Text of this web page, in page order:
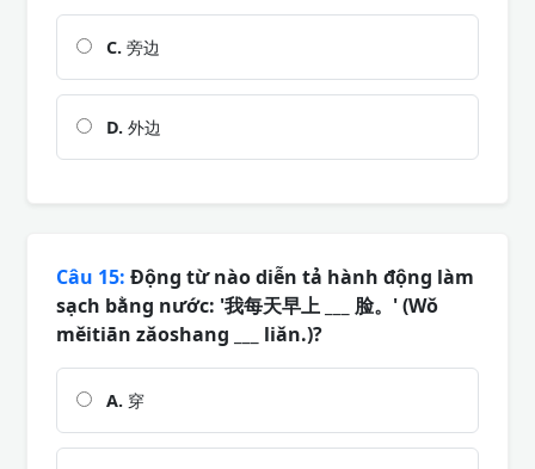
C. 旁边
D. 外边
Câu 15: Động từ nào diễn tả hành động làm
sạch bằng nước: '我每天早上 ___ 脸。' (Wǒ
měitiān zǎoshang ___ liǎn.)?
A. 穿